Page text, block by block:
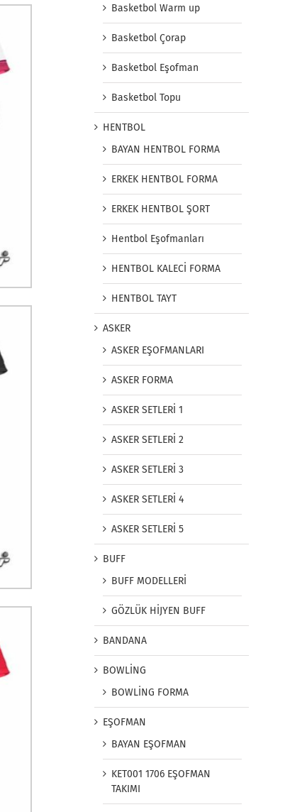
Basketbol Warm up
Basketbol Çorap
Basketbol Eşofman
Basketbol Topu
HENTBOL
BAYAN HENTBOL FORMA
ERKEK HENTBOL FORMA
ERKEK HENTBOL ŞORT
Hentbol Eşofmanları
HENTBOL KALECİ FORMA
HENTBOL TAYT
ASKER
ASKER EŞOFMANLARI
ASKER FORMA
ASKER SETLERİ 1
ASKER SETLERİ 2
ASKER SETLERİ 3
ASKER SETLERİ 4
ASKER SETLERİ 5
BUFF
BUFF MODELLERİ
GÖZLÜK HİJYEN BUFF
BANDANA
BOWLİNG
BOWLİNG FORMA
EŞOFMAN
BAYAN EŞOFMAN
KET001 1706 EŞOFMAN
TAKIMI